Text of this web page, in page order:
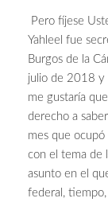
Pero fíjese
Yahleel fue
Burgos de la
julio de 2018 y
me gustaría
derecho a
mes que
con el tema de
asunto en el
federal, tiempo,